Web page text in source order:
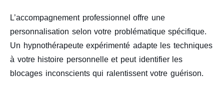
L’accompagnement professionnel offre une
personnalisation selon votre problématique spécifique.
Un hypnothérapeute expérimenté adapte les techniques
à votre histoire personnelle et peut identifier les
blocages inconscients qui ralentissent votre guérison.